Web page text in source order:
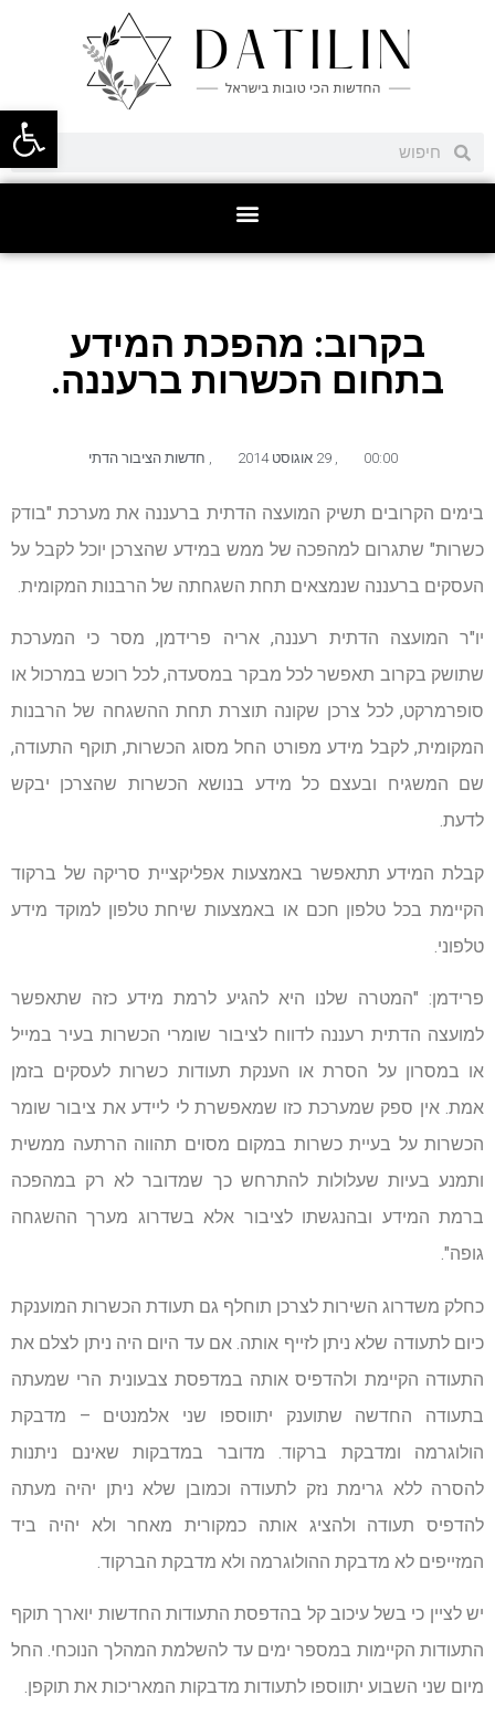
פתח
בקרוב: מהפכת המידע
בתחום הכשרות ברעננה.
00:00
,
, חדשות הציבור הדתי
בימים הקרובים תשיק המועצה הדתית ברעננה את מערכת "בודק
כשרות" שתגרום למהפכה של ממש במידע שהצרכן יוכל לקבל על
העסקים ברעננה שנמצאים תחת השגחתה של הרבנות המקומית.
יו"ר המועצה הדתית רעננה, אריה פרידמן, מסר כי המערכת
שתושק בקרוב תאפשר לכל מבקר במסעדה, לכל רוכש במרכול או
סופרמרקט, לכל צרכן שקונה תוצרת תחת ההשגחה של הרבנות
המקומית, לקבל מידע מפורט החל מסוג הכשרות, תוקף התעודה,
שם המשגיח ובעצם כל מידע בנושא הכשרות שהצרכן יבקש
לדעת.
קבלת המידע תתאפשר באמצעות אפליקציית סריקה של ברקוד
הקיימת בכל טלפון חכם או באמצעות שיחת טלפון למוקד מידע
טלפוני.
פרידמן: "המטרה שלנו היא להגיע לרמת מידע כזה שתאפשר
למועצה הדתית רעננה לדווח לציבור שומרי הכשרות בעיר במייל
או במסרון על הסרת או הענקת תעודות כשרות לעסקים בזמן
אמת. אין ספק שמערכת כזו שמאפשרת לי ליידע את ציבור שומר
הכשרות על בעיית כשרות במקום מסוים תהווה הרתעה ממשית
ותמנע בעיות שעלולות להתרחש כך שמדובר לא רק במהפכה
ברמת המידע ובהנגשתו לציבור אלא בשדרוג מערך ההשגחה
גופה".
כחלק משדרוג השירות לצרכן תוחלף גם תעודת הכשרות המוענקת
כיום לתעודה שלא ניתן לזייף אותה. אם עד היום היה ניתן לצלם את
התעודה הקיימת ולהדפיס אותה במדפסת צבעונית הרי שמעתה
בתעודה החדשה שתוענק יתווספו שני אלמנטים – מדבקת
הולוגרמה ומדבקת ברקוד. מדובר במדבקות שאינם ניתנות
להסרה ללא גרימת נזק לתעודה וכמובן שלא ניתן יהיה מעתה
להדפיס תעודה ולהציג אותה כמקורית מאחר ולא יהיה ביד
המזייפים לא מדבקת ההולוגרמה ולא מדבקת הברקוד.
יש לציין כי בשל עיכוב קל בהדפסת התעודות החדשות יוארך תוקף
התעודות הקיימות במספר ימים עד להשלמת המהלך הנוכחי. החל
מיום שני השבוע יתווספו לתעודות מדבקות המאריכות את תוקפן.